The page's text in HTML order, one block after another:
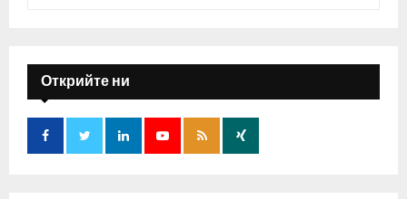
f
o
:
E
A
Открийте ни